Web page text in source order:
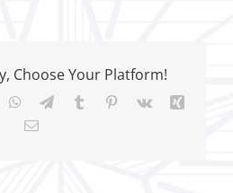
Choose Your Platform!
WhatsApp
TelegramTumblr Pinterest
Vk
Xing
Correo